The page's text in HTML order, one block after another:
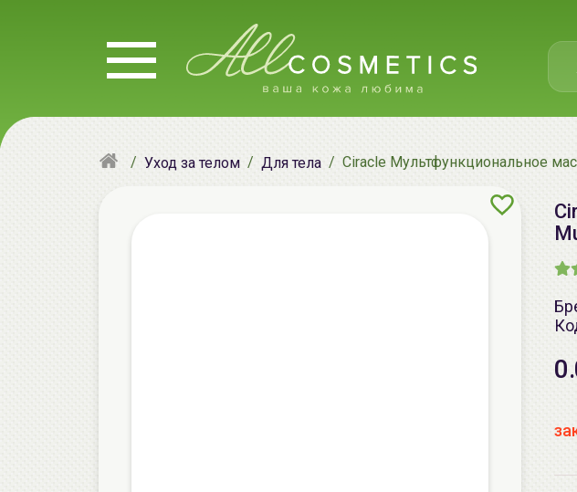
Уход за телом Для тела Ciracle Мультфункциональное